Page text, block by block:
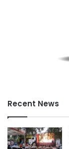
Recent News